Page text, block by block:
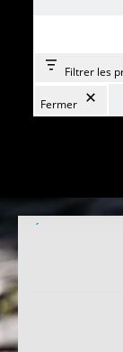
Filtrer les
Fermer